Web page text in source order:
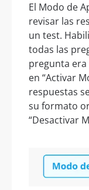
El Modo de
revisar las
un test.
todas las
pregunta era
en “Activar
respuestas
su formato
“Desactivar